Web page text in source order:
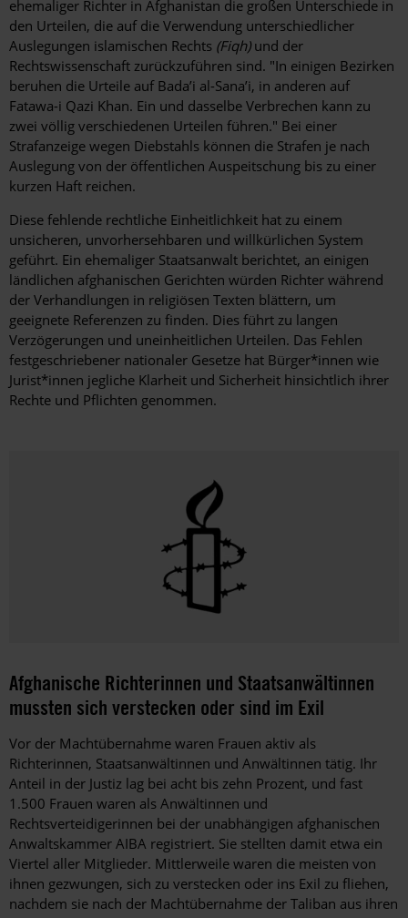
ehemaliger Richter in Afghanistan die großen Unterschiede in
den Urteilen, die auf die Verwendung unterschiedlicher
Auslegungen islamischen Rechts (Fiqh)und der
Rechtswissenschaft zurückzuführen sind. "In einigen Bezirken
beruhen die Urteile auf Bada’i al-Sana’i, in anderen auf
Fatawa-i Qazi Khan. Ein und dasselbe Verbrechen kann zu
zwei völlig verschiedenen Urteilen führen." Bei einer
Strafanzeige wegen Diebstahls können die Strafen je nach
Auslegung von der öffentlichen Auspeitschung bis zu einer
kurzen Haft reichen.
Diese fehlende rechtliche Einheitlichkeit hat zu einem
unsicheren, unvorhersehbaren und willkürlichen System
geführt. Ein ehemaliger Staatsanwalt berichtet, an einigen
ländlichen afghanischen Gerichten würden Richter während
der Verhandlungen in religiösen Texten blättern, um
geeignete Referenzen zu finden. Dies führt zu langen
Verzögerungen und uneinheitlichen Urteilen. Das Fehlen
festgeschriebener nationaler Gesetze hat Bürger*innen wie
Jurist*innen jegliche Klarheit und Sicherheit hinsichtlich ihrer
Rechte und Pflichten genommen.
Afghanische Richterinnen und Staatsanwältinnen
mussten sich verstecken oder sind im Exil
Vor der Machtübernahme waren Frauen aktiv als
Richterinnen, Staatsanwältinnen und Anwältinnen tätig. Ihr
Anteil in der Justiz lag bei acht bis zehn Prozent, und fast
1.500 Frauen waren als Anwältinnen und
Rechtsverteidigerinnen bei der unabhängigen afghanischen
Anwaltskammer AIBA registriert. Sie stellten damit etwa ein
Viertel aller Mitglieder. Mittlerweile waren die meisten von
ihnen gezwungen, sich zu verstecken oder ins Exil zu fliehen,
nachdem sie nach der Machtübernahme der Taliban aus ihren